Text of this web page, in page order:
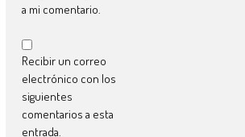
a mi comentario.
Recibir un correo
electrónico con los
siguientes
comentarios a esta
entrada.